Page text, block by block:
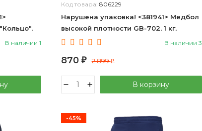
В наличии 1
Код товара: 806229
Нарушена упаковка! <381941> Медбол
высокой плотности GB-702, 1 кг,
желтый 4680459116581
В наличии 3
870 ₽ 2 899₽
В корзину
-45%